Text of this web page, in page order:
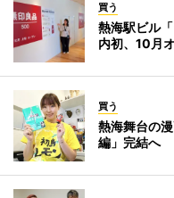
買う
熱海駅ビル
内初、10月
買う
熱海舞台の
編」完結へ